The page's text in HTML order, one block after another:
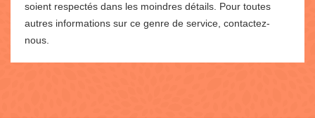
soient respectés dans les moindres détails. Pour toutes
autres informations sur ce genre de service, contactez-
nous.